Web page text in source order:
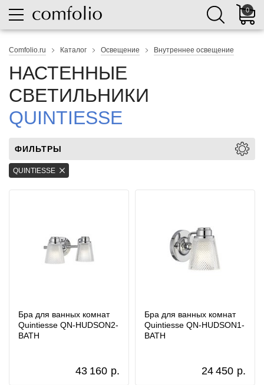
0
Comfolio.ru Каталог Освещение Внутреннее освещение
НАСТЕННЫЕ
СВЕТИЛЬНИКИ
QUINTIESSE
ФИЛЬТРЫ
QUINTIESSE
Бра для ванных комнат
Quintiesse QN-HUDSON2-
BATH
43 160 р.
Бра для ванных комнат
Quintiesse QN-HUDSON1-
BATH
24 450 р.